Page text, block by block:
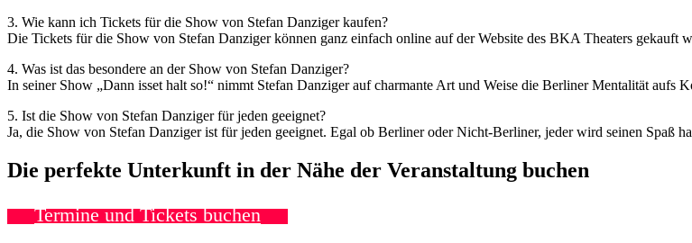
3. Wie kann ich Tickets für die Show von Stefan Danziger kaufen?
Die Tickets für die Show von Stefan Danziger können ganz einfach online auf der Website des BKA Theaters gekauft
4. Was ist das besondere an der Show von Stefan Danziger?
In seiner Show „Dann isset halt so!“ nimmt Stefan Danziger auf charmante Art und Weise die Berliner Mentalität aufs
5. Ist die Show von Stefan Danziger für jeden geeignet?
Ja, die Show von Stefan Danziger ist für jeden geeignet. Egal ob Berliner oder Nicht-Berliner, jeder wird seinen Spaß
Die perfekte Unterkunft in der Nähe der Veranstaltung buchen
Termine und Tickets buchen